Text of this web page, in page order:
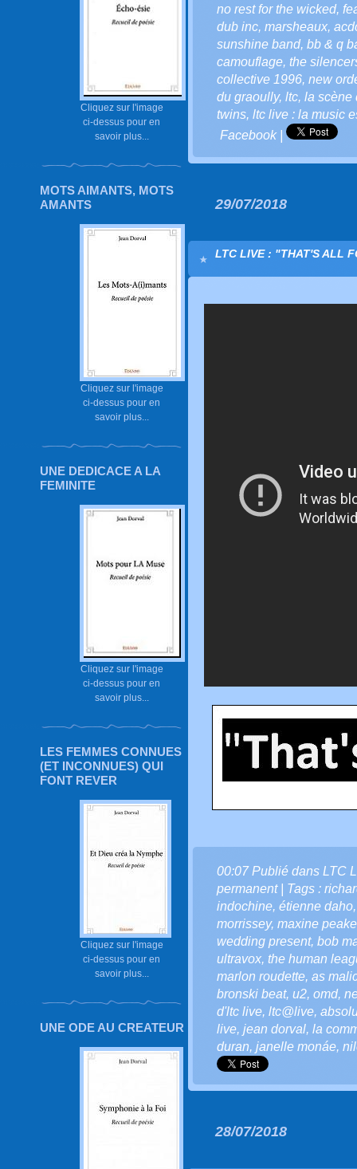
Cliquez sur l'image
ci-dessus pour en
savoir plus...
MOTS AIMANTS, MOTS
AMANTS
Cliquez sur l'image
ci-dessus pour en
savoir plus...
UNE DEDICACE A LA
FEMINITE
Cliquez sur l'image
ci-dessus pour en
savoir plus...
LES FEMMES CONNUES
(ET INCONNUES) QUI
FONT REVER
Cliquez sur l'image
ci-dessus pour en
savoir plus...
UNE ODE AU CREATEUR
no rest for the wicked,
dub inc, marsheaux,
sunshine band, bb & q
camouflage, the
collective 1996, new
du graoully, ltc, la scène
twins, ltc live : la music
Facebook|
29/07/2018
LTC LIVE : "THAT'S ALL
00:07 Publié dans LTC
permanent| Tags :
indochine, étienne daho
morrissey, maxine peake
wedding present, bob
ultravox, the human
marlon roudette, as
bronski beat, u2, omd,
d'ltc live, ltc@live,
live, jean dorval, la
duran, janelle monáe,
28/07/2018